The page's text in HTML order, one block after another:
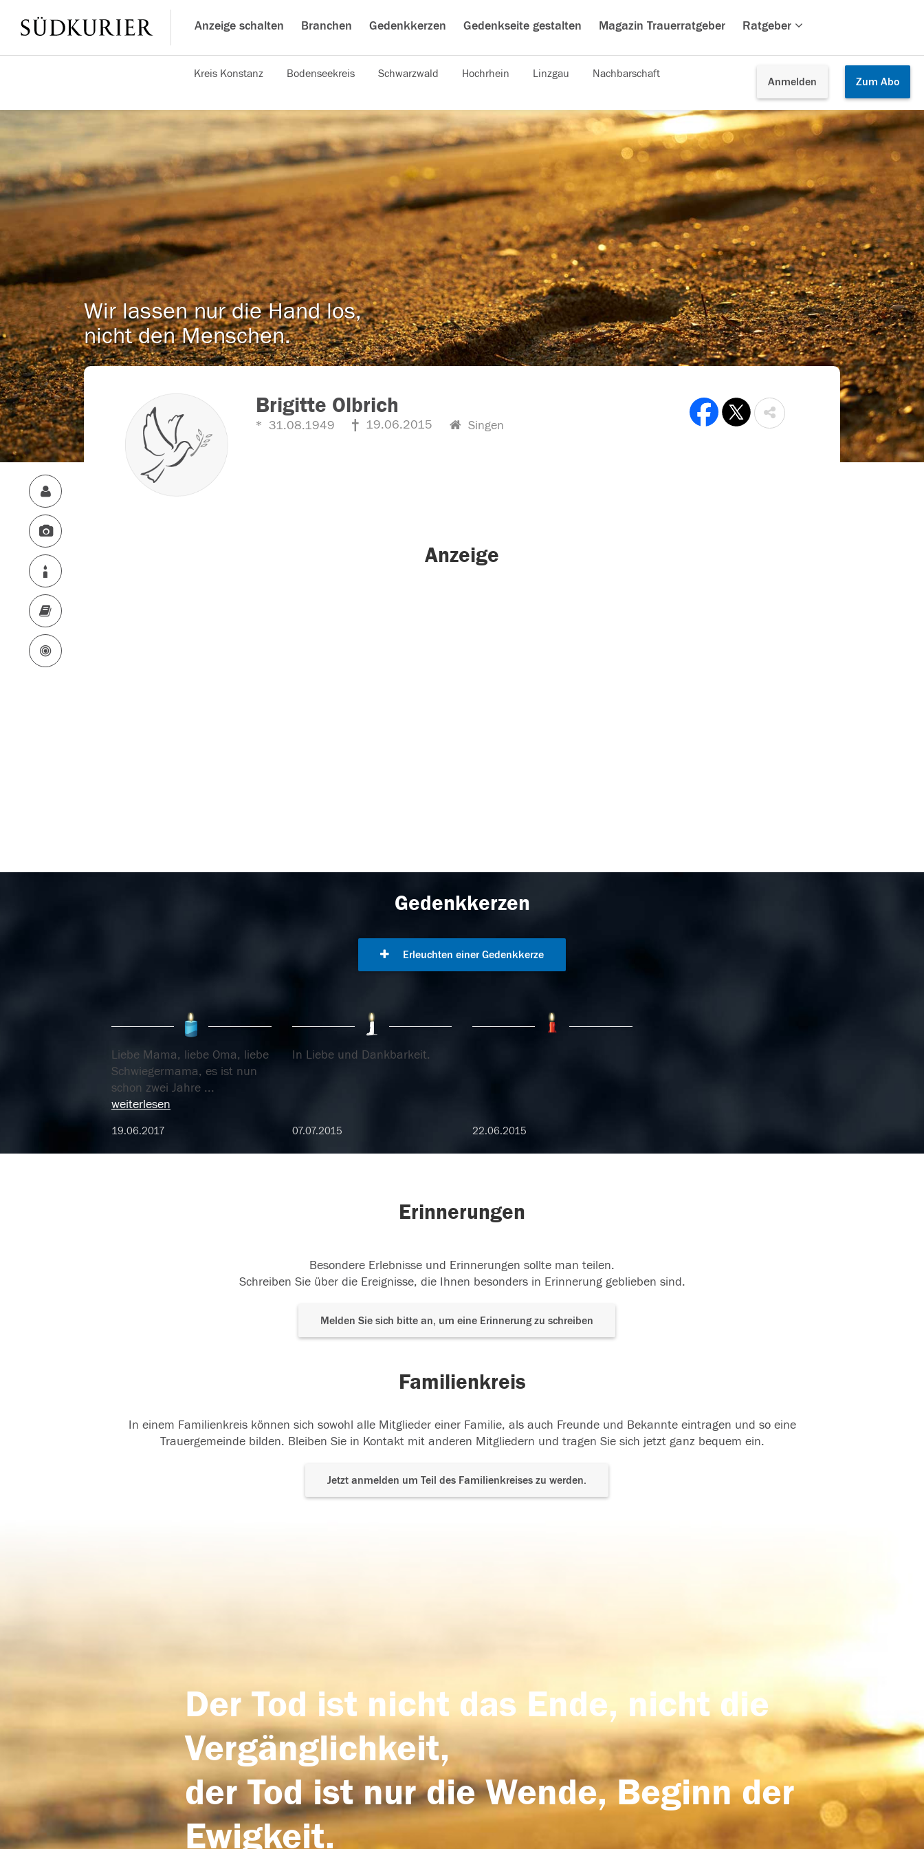
Anzeige schalten Branchen Gedenkkerzen Gedenkseite gestalten Magazin Trauerratgeber Ratgeber
Anmelden Zum Abo
Kreis Konstanz Bodenseekreis Schwarzwald Hochrhein Linzgau Nachbarschaft
Wir lassen nur die Hand los,
nicht den Menschen.
Brigitte Olbrich
31.08.1949 19.06.2015 Singen
Anzeige
Gedenkkerzen
Erleuchten einer Gedenkkerze
Liebe Mama, liebe Oma, liebe
Schwiegermama, es ist nun
schon zwei Jahre ...
weiterlesen
19.06.2017
In Liebe und Dankbarkeit.
07.07.2015 22.06.2015
Erinnerungen
Besondere Erlebnisse und Erinnerungen sollte man teilen.
Schreiben Sie über die Ereignisse, die Ihnen besonders in Erinnerung geblieben sind.
Melden Sie sich bitte an, um eine Erinnerung zu schreiben
Familienkreis
In einem Familienkreis können sich sowohl alle Mitglieder einer Familie, als auch Freunde und Bekannte eintragen und so eine
Trauergemeinde bilden. Bleiben Sie in Kontakt mit anderen Mitgliedern und tragen Sie sich jetzt ganz bequem ein.
Jetzt anmelden um Teil des Familienkreises zu werden.
Der Tod ist nicht das Ende, nicht die
Vergänglichkeit,
der Tod ist nur die Wende, Beginn der
Ewigkeit.